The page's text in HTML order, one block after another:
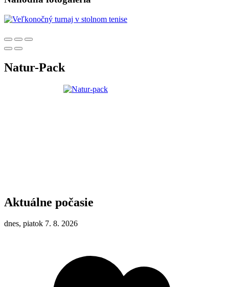
Natur-Pack
Aktuálne počasie
dnes, piatok 7. 8. 2026